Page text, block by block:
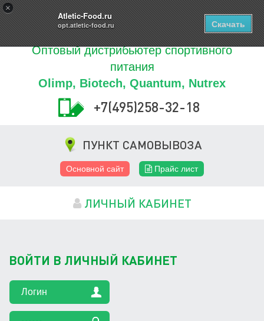
×
Atletic-Food.ru
opt.atletic-food.ru Скачать
0ТОВАРОВ
Купить
Оптовый дистрибьютер спортивного
питания
Olimp, Biotech, Quantum, Nutrex
+7(495)258-32-18
ПУНКТ САМОВЫВОЗА
Основной сайт Прайс лист
ЛИЧНЫЙ КАБИНЕТ
ВОЙТИ В ЛИЧНЫЙ КАБИНЕТ